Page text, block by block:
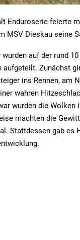
Enduroserie feierte
MSV Dieskau seine
wurden auf der rund
aufgeteilt. Zunächst
ins Rennen, am
wahren
wurden die Wolken
machten die
Stattdessen gab es